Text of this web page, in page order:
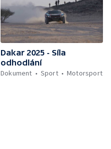
Dakar 2025 - Síla
odhodlání
Dokument
Sport Motorsport